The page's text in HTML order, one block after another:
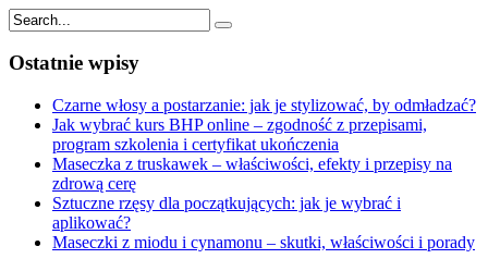
Ostatnie wpisy
Czarne włosy a postarzanie: jak je stylizować, by odmładzać?
Jak wybrać kurs BHP online – zgodność z przepisami,
program szkolenia i certyfikat ukończenia
Maseczka z truskawek – właściwości, efekty i przepisy na
zdrową cerę
Sztuczne rzęsy dla początkujących: jak je wybrać i
aplikować?
Maseczki z miodu i cynamonu – skutki, właściwości i porady